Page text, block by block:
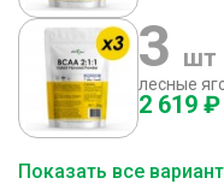
3 шт
лесные
2 619 ₽
Показать все